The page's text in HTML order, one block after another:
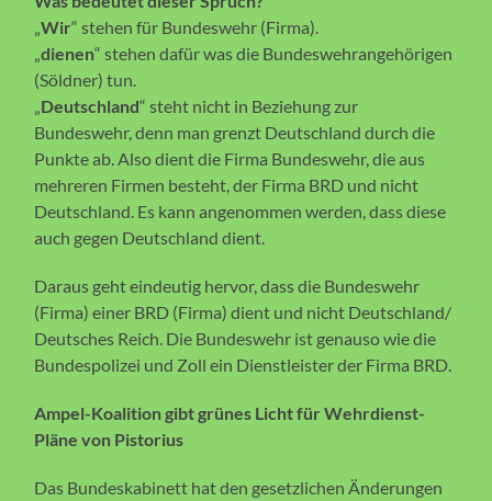
„Wir“ stehen für Bundeswehr (Firma).
„dienen“ stehen dafür was die Bundeswehrangehörigen
(Söldner) tun.
Deutschland“ steht nicht in Beziehung zur
Bundeswehr, denn man grenzt Deutschland durch die
Punkte ab. Also dient die Firma Bundeswehr, die aus
mehreren Firmen besteht, der Firma BRD und nicht
Deutschland. Es kann angenommen werden, dass diese
auch gegen Deutschland dient.
Daraus geht eindeutig hervor, dass die Bundeswehr
(Firma) einer BRD (Firma) dient und nicht Deutschland/
Deutsches Reich. Die Bundeswehr ist genauso wie die
Bundespolizei und Zoll ein Dienstleister der Firma BRD.
Ampel-Koalition gibt grünes Licht für Wehrdienst-
Pläne von Pistorius
Das Bundeskabinett hat den gesetzlichen Änderungen